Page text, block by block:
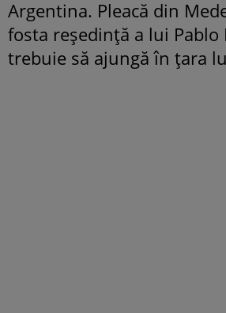
Argentina. Pleacă din
fosta reședință a lui Pablo
trebuie să ajungă în țara